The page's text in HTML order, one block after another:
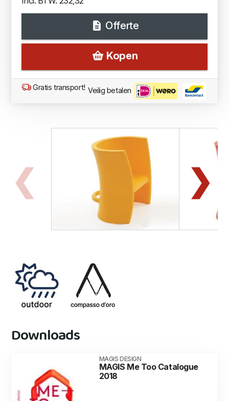
Offerte
Kopen
Gratis transport! Veilig betalen
Downloads
MAGIS DESIGN
MAGIS Me Too Catalogue
2018